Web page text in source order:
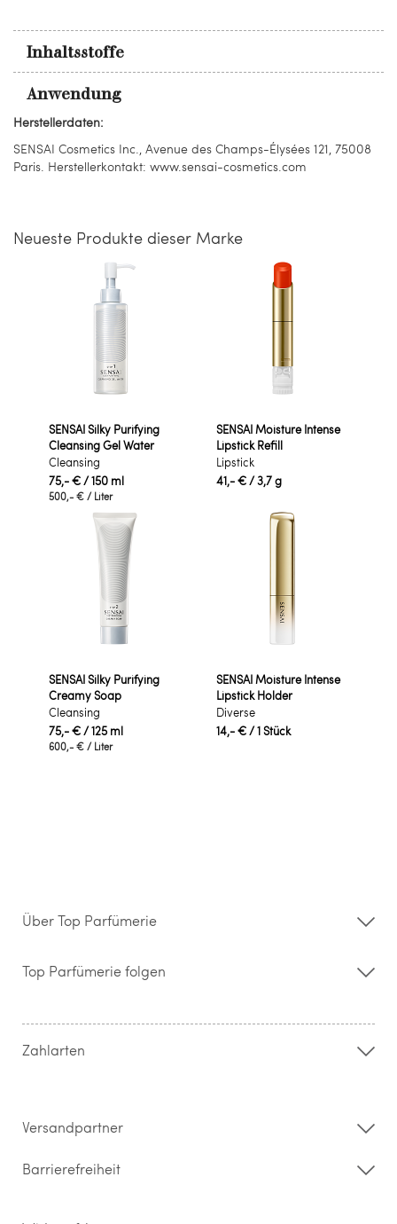
Inhaltsstoffe
Anwendung
Herstellerdaten:
SENSAI Cosmetics Inc., Avenue des Champs-Élysées 121, 75008
Paris. Herstellerkontakt: www.sensai-cosmetics.com
Neueste Produkte dieser Marke
SENSAI Silky Purifying
Cleansing Gel Water
Cleansing
75,- €/ 150 ml
500,- € / Liter
SENSAI Moisture Intense
Lipstick Refill
Lipstick
41,- €/ 3,7 g
SENSAI Silky Purifying
Creamy Soap
Cleansing
75,- €/ 125 ml
600,- € / Liter
SENSAI Moisture Intense
Lipstick Holder
Diverse
14,- €/ 1 Stück
Über Top Parfümerie
Storefinder
Kontakt
Widerrufsrecht & Rückgabebedingungen
Top Parfümerie folgen
Zahlarten
Versandpartner
Barrierefreiheit